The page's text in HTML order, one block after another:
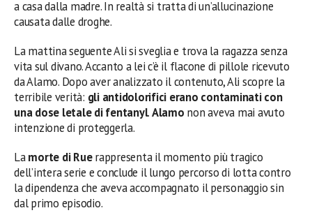
a casa dalla madre. In realtà si tratta di un’allucinazione
causata dalle droghe.
La mattina seguente Ali si sveglia e trova la ragazza senza
vita sul divano. Accanto a lei c’è il flacone di pillole ricevuto
da Alamo. Dopo aver analizzato il contenuto, Ali scopre la
terribile verità: gli antidolorifici erano contaminati con
una dose letale di fentanyl.Alamo non aveva mai avuto
intenzione di proteggerla.
Lamorte di Ruerappresenta il momento più tragico
dell’intera serie e conclude il lungo percorso di lotta contro
la dipendenza che aveva accompagnato il personaggio sin
dal primo episodio.